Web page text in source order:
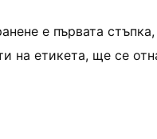
е първата
на етикета, ще се